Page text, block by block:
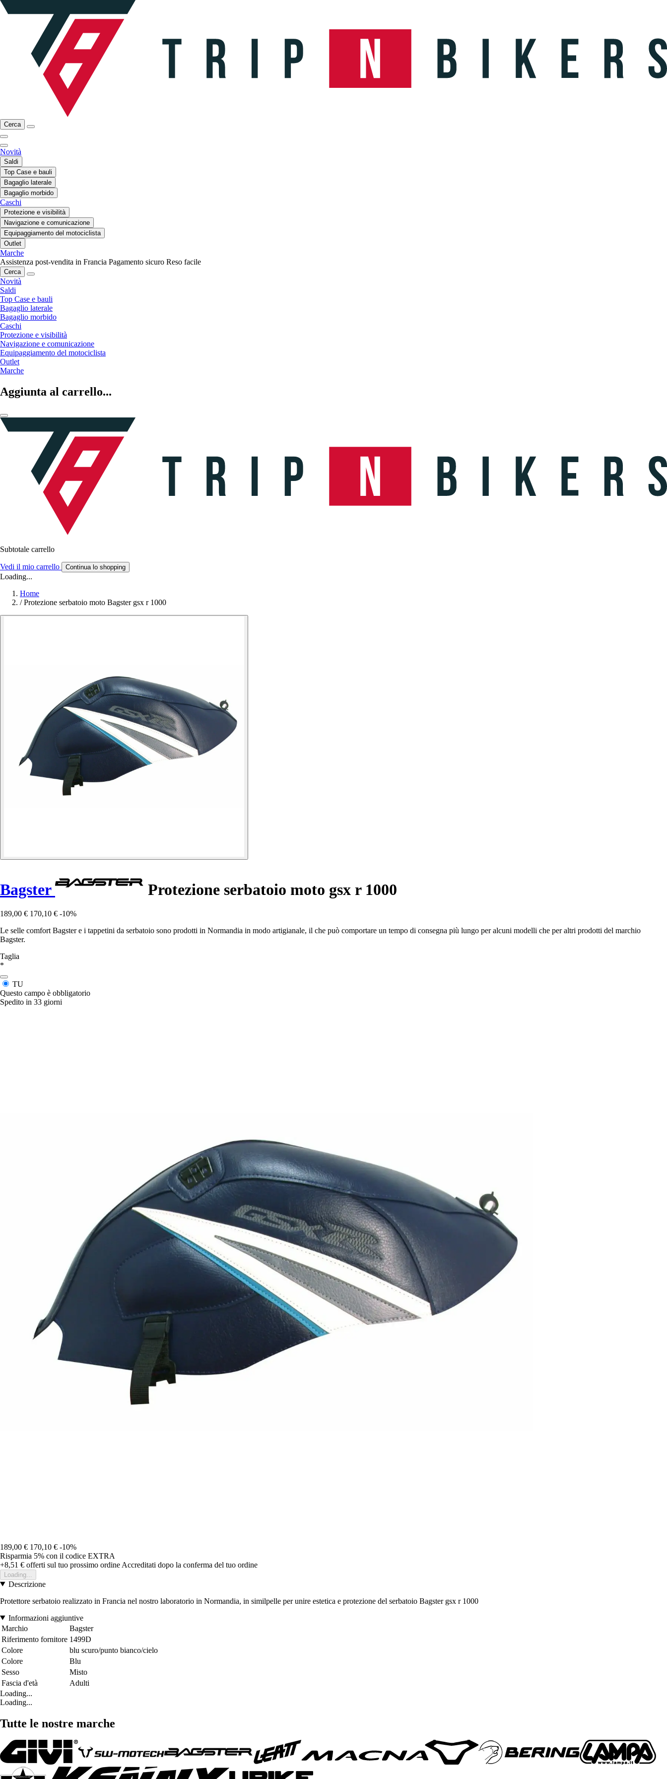
Cerca
Novità
Saldi
Top Case e bauli
Bagaglio laterale
Bagaglio morbido
Caschi
Protezione e visibilità
Navigazione e comunicazione
Equipaggiamento del motociclista
Outlet
Marche
Assistenza post-vendita in Francia Pagamento sicuro Reso facile
Cerca
Novità
Saldi
Top Case e bauli
Bagaglio laterale
Bagaglio morbido
Caschi
Protezione e visibilità
Navigazione e comunicazione
Equipaggiamento del motociclista
Outlet
Marche
Aggiunta al carrello...
Subtotale carrello
Vedi il mio carrello Continua lo shopping
Loading...
Home
/ Protezione serbatoio moto Bagster gsx r 1000
Bagster Protezione serbatoio moto gsx r 1000
189,00 € 170,10 € -10%
Le selle comfort Bagster e i tappetini da serbatoio sono prodotti in Normandia in modo artigianale, il che può comportare un tempo di consegna più lungo per alcuni modelli che per altri prodotti del marchio
Bagster.
Taglia
*
TU
Questo campo è obbligatorio
Spedito in 33 giorni
189,00 € 170,10 € -10%
Risparmia 5% con il codice EXTRA
+8,51 € offerti sul tuo prossimo ordine Accreditati dopo la conferma del tuo ordine
Loading...
Descrizione
Protettore serbatoio realizzato in Francia nel nostro laboratorio in Normandia, in similpelle per unire estetica e protezione del serbatoio Bagster gsx r 1000
Informazioni aggiuntive
Marchio
Bagster
Riferimento fornitore 1499D
Colore
blu scuro/punto bianco/cielo
Colore
Blu
Sesso
Misto
Fascia d'età
Adulti
Loading...
Loading...
Tutte le nostre marche